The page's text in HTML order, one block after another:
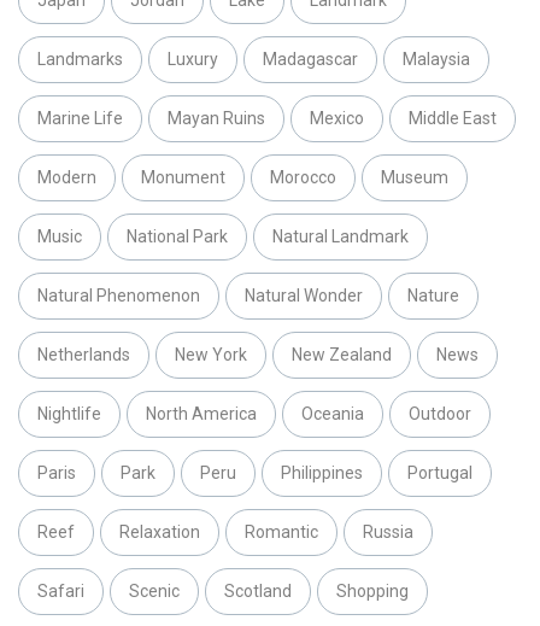
Landmarks Luxury Madagascar Malaysia
Marine Life Mayan Ruins Mexico Middle East
Modern Monument Morocco Museum
Music National Park Natural Landmark
Natural Phenomenon Natural Wonder Nature
Netherlands New York New Zealand News
Nightlife North America Oceania Outdoor
Paris Park Peru Philippines Portugal
Reef Relaxation Romantic Russia
Safari Scenic Scotland Shopping